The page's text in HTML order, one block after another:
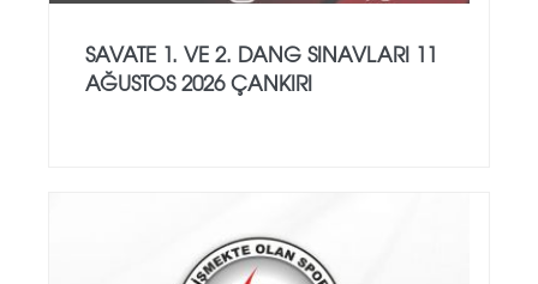
SAVATE 1. VE 2. DANG SINAVLARI 11
AĞUSTOS 2026 ÇANKIRI